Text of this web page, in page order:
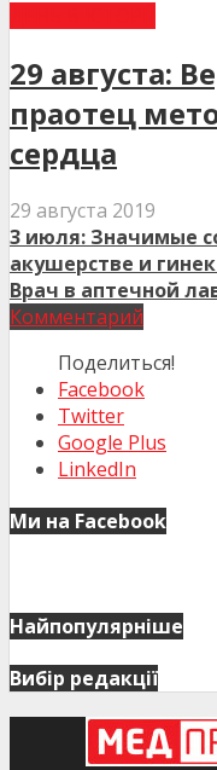
29 августа:
праотец
сердца
29 августа 2019
3 июля: Значимые
акушерстве и
Врач в аптечной
Комментарий
Поделиться!
Facebook
Twitter
Google Plus
LinkedIn
Ми на Facebook
Найпопулярніше
Вибір редакції